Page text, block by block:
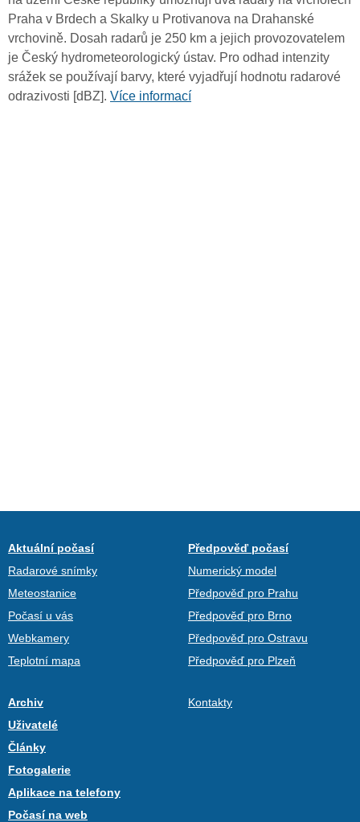
Praha v Brdech a Skalky u Protivanova na Drahanské
vrchovině. Dosah radarů je 250 km a jejich provozovatelem
je Český hydrometeorologický ústav. Pro odhad intenzity
srážek se používají barvy, které vyjadřují hodnotu radarové
odrazivosti [dBZ]. Více informací
Aktuální počasí
Radarové snímky
Meteostanice
Počasí u vás
Webkamery
Teplotní mapa
Předpověď počasí
Numerický model
Předpověď pro Prahu
Předpověď pro Brno
Předpověď pro Ostravu
Předpověď pro Plzeň
Archiv
Uživatelé
Články
Fotogalerie
Aplikace na telefony
Počasí na web
Kontakty